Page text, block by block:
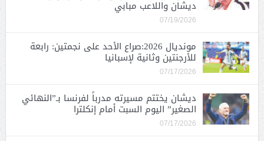
ديشان واللاعب مبابي
07/19/2026
مونديال 2026:صراع الأحد على نجمتين: رابعة
للأرجنتين وثانية لإسبانيا
07/17/2026
ديشان يختتم مسيرته مدرباً لفرنسا بـ”النهائي
الصغير” اليوم السبت أمام إنكلترا
07/17/2026